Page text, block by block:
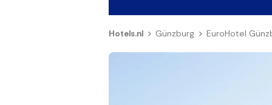
Hotels.nl Günzburg EuroHotel